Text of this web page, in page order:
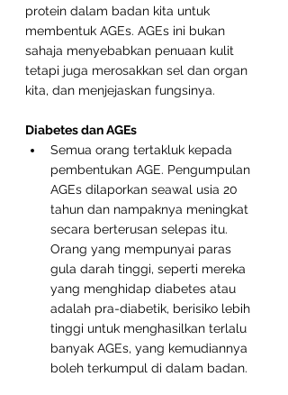
protein dalam badan kita untuk
membentuk AGEs. AGEs ini bukan
sahaja menyebabkan penuaan kulit
tetapi juga merosakkan sel dan organ
kita, dan menjejaskan fungsinya.
Diabetes dan AGEs
Semua orang tertakluk kepada
pembentukan AGE. Pengumpulan
AGEs dilaporkan seawal usia 20
tahun dan nampaknya meningkat
secara berterusan selepas itu.
Orang yang mempunyai paras
gula darah tinggi, seperti mereka
yang menghidap diabetes atau
adalah pra-diabetik, berisiko lebih
tinggi untuk menghasilkan terlalu
banyak AGEs, yang kemudiannya
boleh terkumpul di dalam badan.